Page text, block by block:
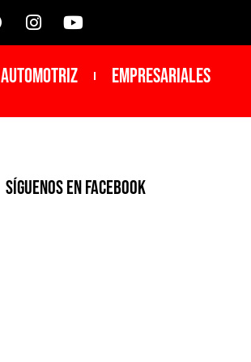
Automotriz Empresariales
SíGUENOS EN FACEBOOK